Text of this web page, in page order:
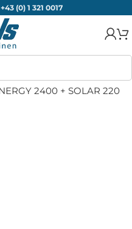
+43 (0) 1 321 0017